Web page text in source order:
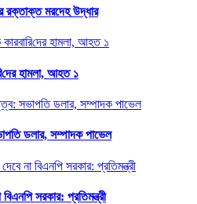
রক্তাক্ত মরদেহ উদ্ধার
হামলা, আহত ১
ডলার, সম্পাদক পাভেল
সরকার: প্রতিমন্ত্রী